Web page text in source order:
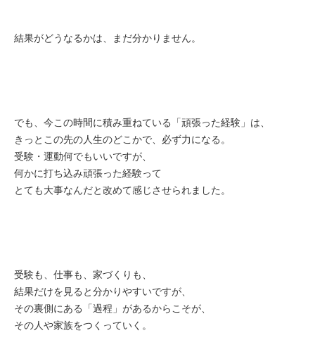
結果がどうなるかは、まだ分かりません。
でも、今この時間に積み重ねている「頑張った経験」は、
きっとこの先の人生のどこかで、必ず力になる。
受験・運動何でもいいですが、
何かに打ち込み頑張った経験って
とても大事なんだと改めて感じさせられました。
受験も、仕事も、家づくりも、
結果だけを見ると分かりやすいですが、
その裏側にある「過程」があるからこそが、
その人や家族をつくっていく。